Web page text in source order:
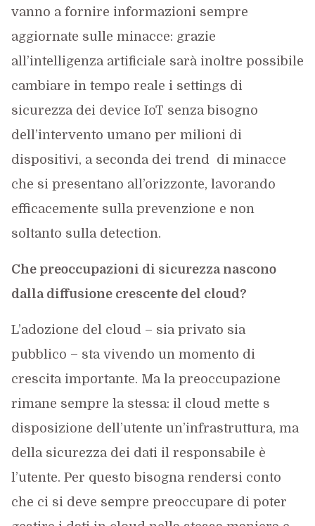
vanno a fornire informazioni sempre
aggiornate sulle minacce: grazie
all’intelligenza artificiale sarà inoltre possibile
cambiare in tempo reale i settings di
sicurezza dei device IoT senza bisogno
dell’intervento umano per milioni di
dispositivi, a seconda dei trend di minacce
che si presentano all’orizzonte, lavorando
efficacemente sulla prevenzione e non
soltanto sulla detection.
Che preoccupazioni di sicurezza nascono
dalla diffusione crescente del cloud?
L’adozione del cloud – sia privato sia
pubblico – sta vivendo un momento di
crescita importante. Ma la preoccupazione
rimane sempre la stessa: il cloud mette s
disposizione dell’utente un’infrastruttura, ma
della sicurezza dei dati il responsabile è
l’utente. Per questo bisogna rendersi conto
che ci si deve sempre preoccupare di poter